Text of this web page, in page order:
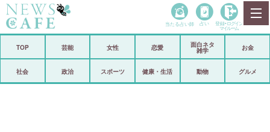
政治
当たる占い師 占い 登録• ログイン
マイルーム
TOP 芸能 女性 恋愛
面白ネタ
雑学
お金
社会 政治 スポーツ 健康・生活 動物 グルメ